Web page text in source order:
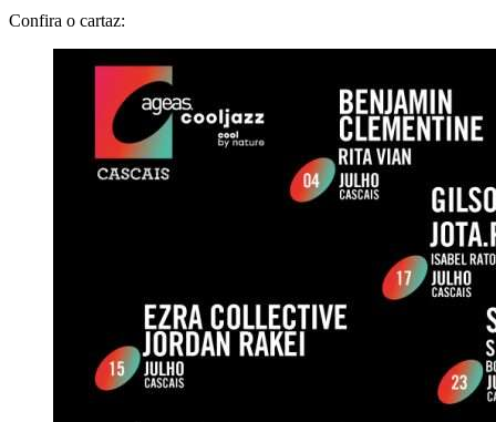
Confira o cartaz: